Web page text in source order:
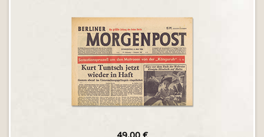
49,00 €